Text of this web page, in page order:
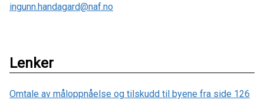
ingunn.handagard@naf.no
Lenker
Omtale av måloppnåelse og tilskudd til byene fra side 126